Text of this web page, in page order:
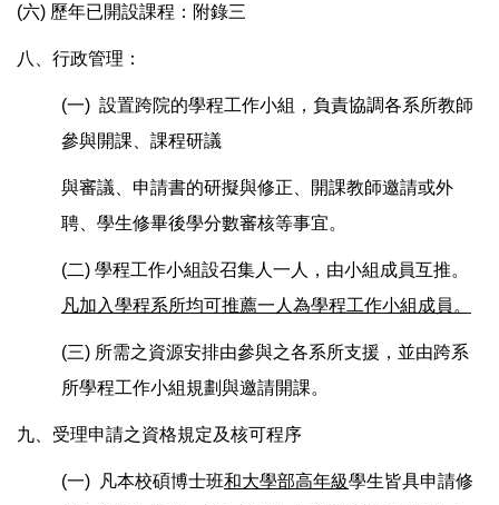
(六) 歷年已開設課程：附錄三
八、行政管理：
(一) 設置跨院的學程工作小組，負責協調各系所教師
參與開課、課程研議
與審議、申請書的研擬與修正、開課教師邀請或外
聘、學生修畢後學分數審核等事宜。
(二) 學程工作小組設召集人一人，由小組成員互推。
凡加入學程系所均可推薦一人為學程工作小組成員。
(三) 所需之資源安排由參與之各系所支援，並由跨系
所學程工作小組規劃與邀請開課。
九、受理申請之資格規定及核可程序
(一) 凡本校碩博士班和大學部高年級學生皆具申請修